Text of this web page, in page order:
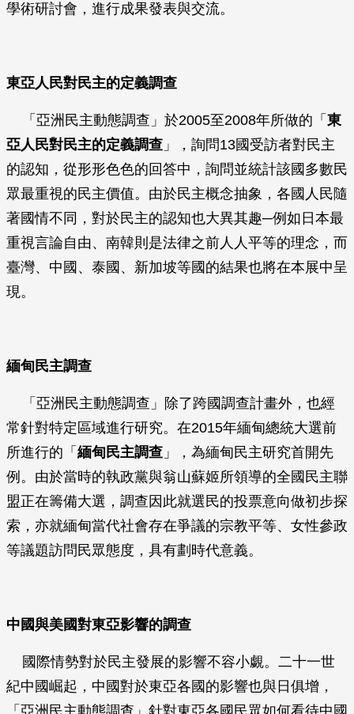
學術研討會，進行成果發表與交流。
東亞人民對民主的定義調查
「亞洲民主動態調查」於2005至2008年所做的「 東
亞人民對民主的定義調查 」，詢問13國受訪者對民主
的認知，從形形色色的回答中，詢問並統計該國多數民
眾最重視的民主價值。由於民主概念抽象，各國人民隨
著國情不同，對於民主的認知也大異其趣─例如日本最
重視言論自由、南韓則是法律之前人人平等的理念，而
臺灣、中國、泰國、新加坡等國的結果也將在本展中呈
現。
緬甸民主調查
「亞洲民主動態調查」除了跨國調查計畫外，也經
常針對特定區域進行研究。在2015年緬甸總統大選前
所進行的「 緬甸民主調查 」，為緬甸民主研究首開先
例。由於當時的執政黨與翁山蘇姬所領導的全國民主聯
盟正在籌備大選，調查因此就選民的投票意向做初步探
索，亦就緬甸當代社會存在爭議的宗教平等、女性參政
等議題訪問民眾態度，具有劃時代意義。
中國與美國對東亞影響的調查
國際情勢對於民主發展的影響不容小覷。二十一世
紀中國崛起，中國對於東亞各國的影響也與日俱增，
「亞洲民主動態調查」針對東亞各國民眾如何看待中國